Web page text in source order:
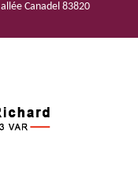
Canadel 83820